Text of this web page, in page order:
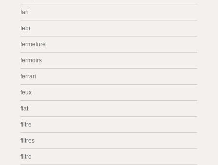
fari
febi
fermeture
fermoirs
ferrari
feux
fiat
filtre
filtres
filtro